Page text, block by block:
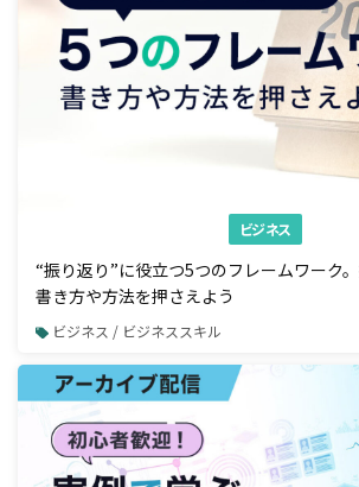
ビジネス
“振り返り”に役立つ5つのフレームワーク
書き方や方法を押さえよう
ビジネス / ビジネススキル